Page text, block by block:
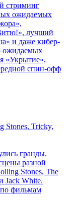
стриминг
ожидаемых
лучший
и даже кибер-
ожидаемых
«Укрытие»,
спин-офф
Stones, Tricky,
гранды.
разной
Stones, The
Jack White.
по фильмам